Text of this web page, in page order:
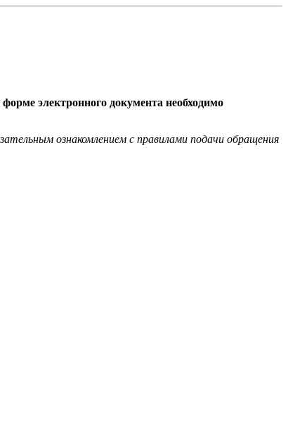
электронного документа необходимо
ознакомлением с правилами подачи обращения